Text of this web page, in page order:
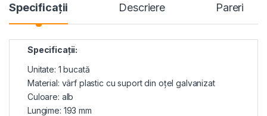
Specificaţii Descriere Pareri
Specificaţii:
Unitate: 1 bucată
Material: vârf plastic cu suport din oțel galvanizat
Culoare: alb
Lungime: 193 mm